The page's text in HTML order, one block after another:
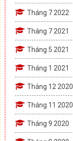
Tháng 7 2022
Tháng 7 2021
Tháng 5 2021
Tháng 1 2021
Tháng 12 2020
Tháng 11 2020
Tháng 9 2020